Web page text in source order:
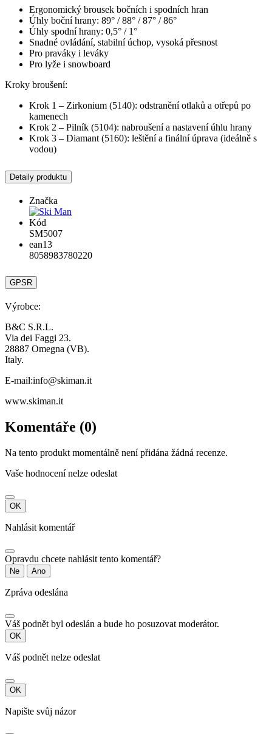
Ergonomický brousek bočních i spodních hran
Úhly boční hrany: 89° / 88° / 87° / 86°
Úhly spodní hrany: 0,5° / 1°
Snadné ovládání, stabilní úchop, vysoká přesnost
Pro praváky i leváky
Pro lyže i snowboard
Kroky broušení:
Krok 1 – Zirkonium (5140): odstranění otlaků a otřepů po
kamenech
Krok 2 – Pilník (5104): nabroušení a nastavení úhlu hrany
Krok 3 – Diamant (5160): leštění a finální úprava (ideálně s
vodou)
Detaily produktu
Značka
Kód
SM5007
ean13
8058983780220
GPSR
Výrobce:
B&C S.R.L.
Via dei Faggi 23.
28887 Omegna (VB).
Italy.
E-mail:info@skiman.it
www.skiman.it
Komentáře (0)
Na tento produkt momentálně není přidána žádná recenze.
Vaše hodnocení nelze odeslat
OK
Nahlásit komentář
Opravdu chcete nahlásit tento komentář?
Ne Ano
Zpráva odeslána
Váš podnět byl odeslán a bude ho posuzovat moderátor.
OK
Váš podnět nelze odeslat
OK
Napište svůj názor